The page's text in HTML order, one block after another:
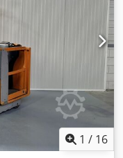
Årgang: 2020
Ekstraudstyr:
1 / 16